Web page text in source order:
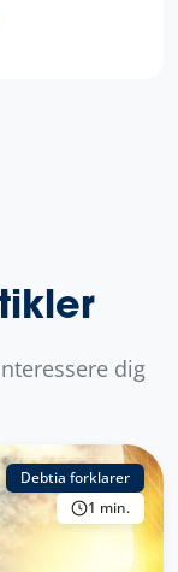
dig
Debtia forklarer
1 min.